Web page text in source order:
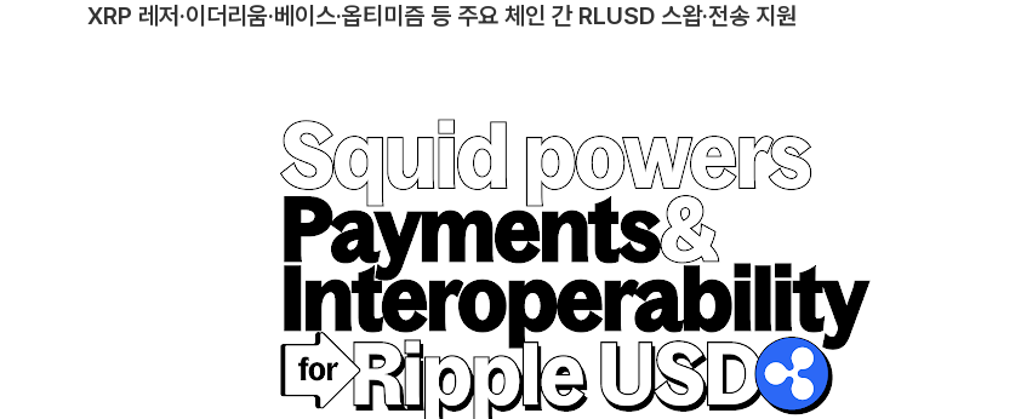
XRP 레저·이더리움·베이스·옵티미즘 등 주요 체인 간 RLUSD 스왑·전송 지원